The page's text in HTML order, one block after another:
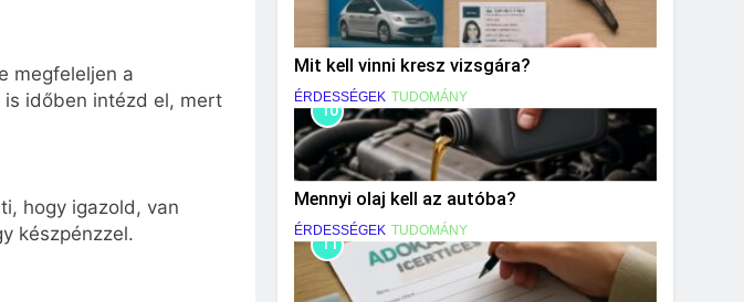
megfeleljen a
is időben intézd el, mert
hogy igazold, van
készpénzzel.
Mit kell vinni kresz vizsgára?
ÉRDESSÉGEK TUDOMÁNY
10
Mennyi olaj kell az autóba?
ÉRDESSÉGEK TUDOMÁNY
11